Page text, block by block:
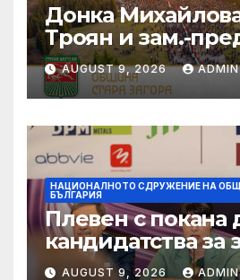
Донка
Троян и зам.-
на НСОРБ: Знаем
произведено, как
произведено и
в детското меню
AUGUST 9, 2026 ADMIN
НАЦИОНАЛНОТО СДРУЖЕНИЕ НА
БЪЛГАРИЯ
Плевен с покана
кандидатства за
инвестиции в
AUGUST 9, 2026 ADMIN